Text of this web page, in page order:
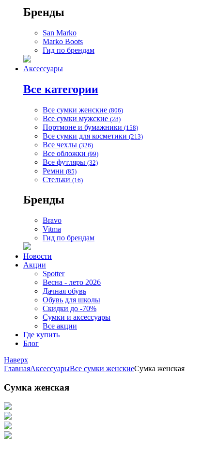
Бренды
San Marko
Marko Boots
Гид по брендам
Аксессуары
Все категории
Все сумки женские (806)
Все сумки мужские (28)
Портмоне и бумажники (158)
Все сумки для косметики (213)
Все чехлы (326)
Все обложки (99)
Все футляры (32)
Ремни (85)
Стельки (16)
Бренды
Bravo
Vitma
Гид по брендам
Новости
Акции
Spotter
Весна - лето 2026
Дачная обувь
Обувь для школы
Скидки до -70%
Сумки и аксессуары
Все акции
Где купить
Блог
Наверх
ГлавнаяАксессуарыВсе сумки женскиеСумка женская
Сумка женская